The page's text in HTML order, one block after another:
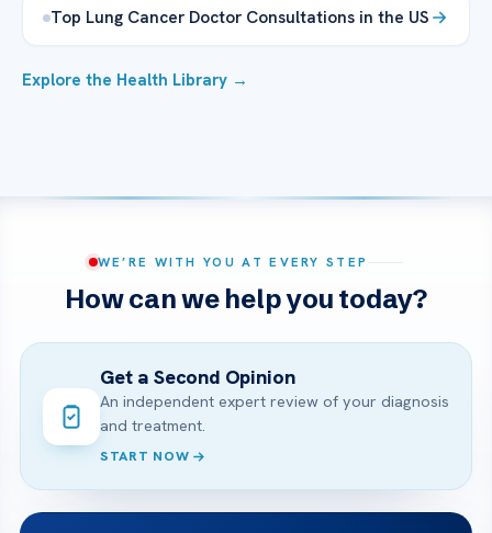
Top Lung Cancer Doctor Consultations in the US
Explore the Health Library →
WE’RE WITH YOU AT EVERY STEP
How can we help you today?
Get a Second Opinion
An independent expert review of your diagnosis
and treatment.
START NOW